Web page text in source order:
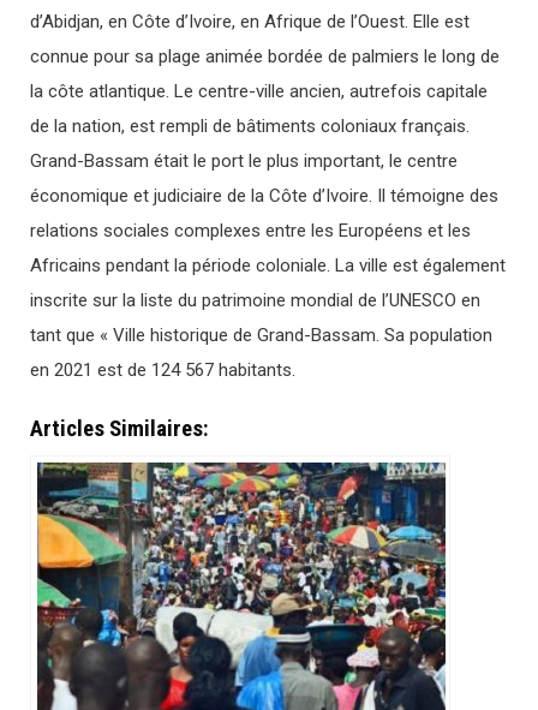
d’Abidjan, en Côte d’Ivoire, en Afrique de l’Ouest. Elle est
connue pour sa plage animée bordée de palmiers le long de
la côte atlantique. Le centre-ville ancien, autrefois capitale
de la nation, est rempli de bâtiments coloniaux français.
Grand-Bassam était le port le plus important, le centre
économique et judiciaire de la Côte d’Ivoire. Il témoigne des
relations sociales complexes entre les Européens et les
Africains pendant la période coloniale. La ville est également
inscrite sur la liste du patrimoine mondial de l’UNESCO en
tant que « Ville historique de Grand-Bassam. Sa population
en 2021 est de 124 567 habitants.
Articles Similaires: